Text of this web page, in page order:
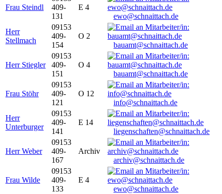
Frau Steindl
409-
131
E 4
ewo@schnaittach.de
Herr
Stellmach
09153
409-
154
O 2
bauamt@schnaittach.de
Herr Stiegler
09153
409-
151
O 4
bauamt@schnaittach.de
Frau Stöhr
09153
409-
121
O 12
info@schnaittach.de
Herr
Unterburger
09153
409-
141
E 14
liegenschaften@schnaittach.de
Herr Weber
09153
409-
167
Archiv
archiv@schnaittach.de
Frau Wilde
09153
409-
133
E 4
ewo@schnaittach.de